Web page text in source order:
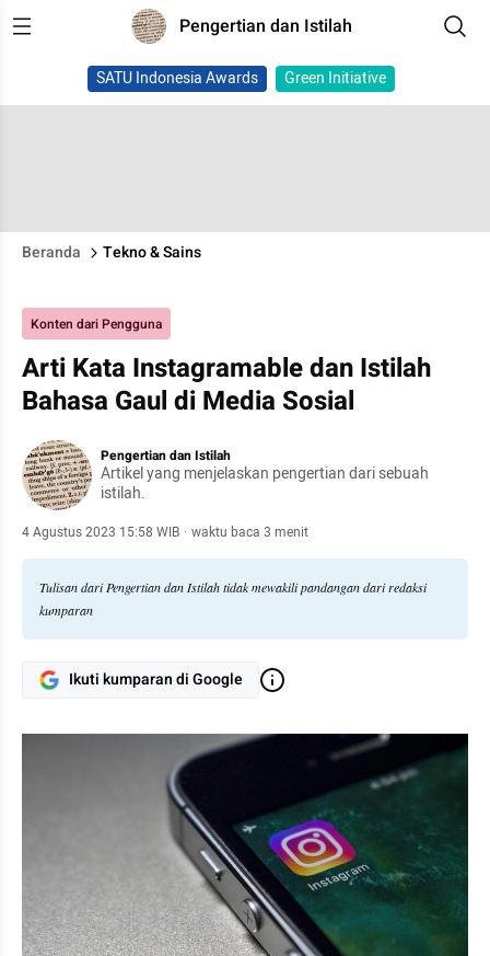
Pengertian dan Istilah
SATU Indonesia Awards Green Initiative
Beranda Tekno & Sains
Konten dari Pengguna
Arti Kata Instagramable dan Istilah
Bahasa Gaul di Media Sosial
Pengertian dan Istilah
Artikel yang menjelaskan pengertian dari sebuah
istilah.
4 Agustus 2023 15:58 WIB · waktu baca 3 menit
Tulisan dari Pengertian dan Istilah tidak mewakili pandangan dari redaksi
kumparan
Ikuti kumparan di Google